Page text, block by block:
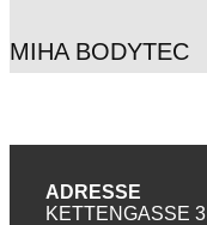
MIHA BODYTEC
ADRESSE
KETTENGASSE 3